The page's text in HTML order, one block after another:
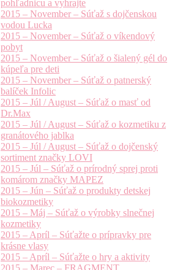
pohľadnicu a vyhrajte
2015 – November – Súťaž s dojčenskou
vodou Lucka
2015 – November – Súťaž o víkendový
pobyt
2015 – November – Súťaž o šialený gél do
kúpeľa pre deti
2015 – November – Súťaž o patnerský
balíček Infolic
2015 – Júl / August – Súťaž o masť od
Dr.Max
2015 – Júl / August – Súťaž o kozmetiku z
granátového jablka
2015 – Júl / August – Súťaž o dojčenský
sortiment značky LOVI
2015 – Júl – Súťaž o prírodný sprej proti
komárom značky MAPEZ
2015 – Jún – Súťaž o produkty detskej
biokozmetiky
2015 – Máj – Súťaž o výrobky slnečnej
kozmetiky
2015 – Apríl – Súťažte o prípravky pre
krásne vlasy
2015 – Apríl – Súťažte o hry a aktivity
2015 – Marec – FRAGMENT